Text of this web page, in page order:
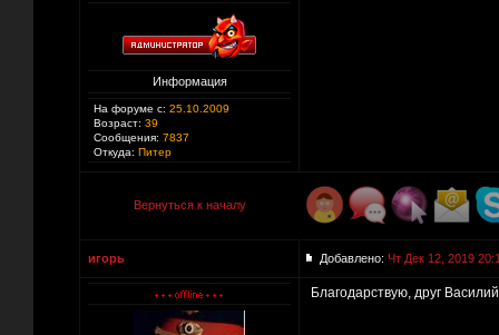
Информация
На форуме с: 25.10.2009
Возраст: 39
Сообщения: 7837
Откуда: Питер
Вернуться к началу
игорь Добавлено: Чт Дек 12, 2019
Благодарствую, друг